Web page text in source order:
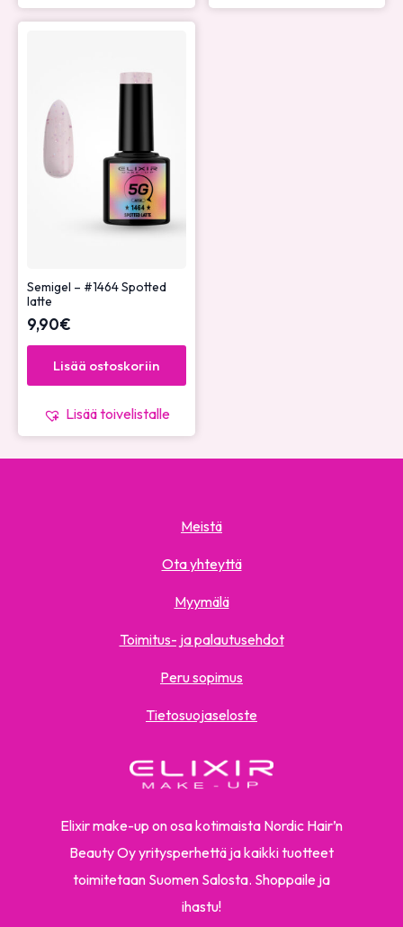
Semigel – #1464 Spotted
latte
9,90€
Lisää ostoskoriin
Lisää toivelistalle
Elixir make-up on osa kotimaista Nordic Hair’n
Beauty Oy yritysperhettä ja kaikki tuotteet
toimitetaan Suomen Salosta. Shoppaile ja
ihastu!
Meistä
Ota yhteyttä
Myymälä
Toimitus- ja palautusehdot
Peru sopimus
Tietosuojaseloste